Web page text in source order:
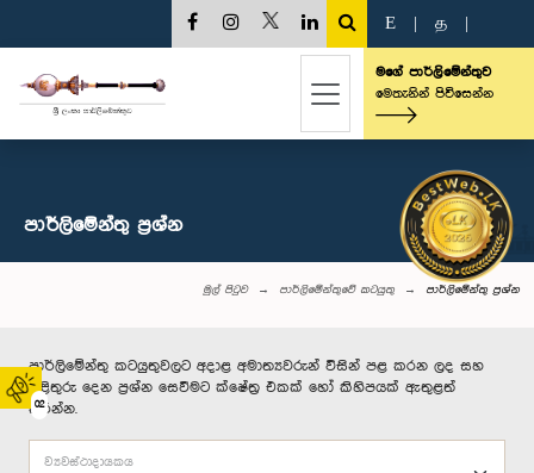
02
E த
මගේ පාර්ලිමේන්තුව
මෙතැනින් පිවිසෙන්න
පාර්ලි‌මේන්තු‌ ප්‍රශ්න
මුල් පිටුව පාර්ලිමේන්තුවේ කටයුතු පාර්ලි‌මේන්තු‌ ප්‍රශ්න
පාර්ලිමේන්තු කටයුතුවලට අදාළ අමාත්‍යවරුන් විසින් පළ කරන ලද සහ
පිළිතුරු දෙන ප්‍රශ්න සෙවීමට ක්ෂේත්‍ර එකක් හෝ කිහිපයක් ඇතුළත්
කරන්න.
ව්‍යවස්ථාදායකය